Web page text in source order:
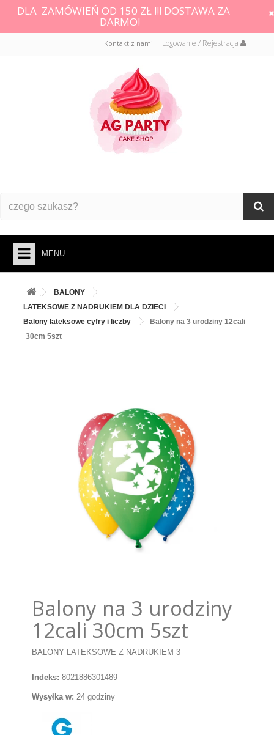
DLA ZAMÓWIEŃ OD 150 ZŁ !!! DOSTAWA ZA
DARMO!
Logowanie / Rejestracja
Kontakt z nami
MENU
PIECZENIE
BARWNIKI I DODATKI SPOŻYWCZE
PODKŁADY /PRZEKŁADKI/WSPORNIKI/BANKETÓWKI
BALONY
LATEKSOWE Z NADRUKIEM DLA DZIECI
Balony lateksowe cyfry i liczby
Balony na 3 urodziny 12cali
30cm 5szt
Balony na 3 urodziny
12cali 30cm 5szt
BALONY LATEKSOWE Z NADRUKIEM 3
Indeks: 8021886301489
Wysyłka w: 24 godziny